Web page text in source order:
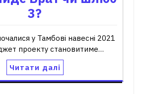
3?
у Тамбові навесні 2021
проекту становитиме…
Читати далі